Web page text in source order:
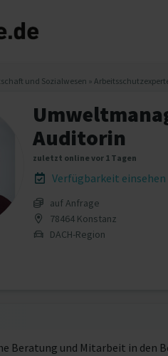
und Sozialwesen »
Auditorin
zuletzt online vor 1 Tagen
Verfügbarkeit einsehen
auf Anfrage
78464 Konstanz
DACH-Region
Beratung und Mitarbeit in den